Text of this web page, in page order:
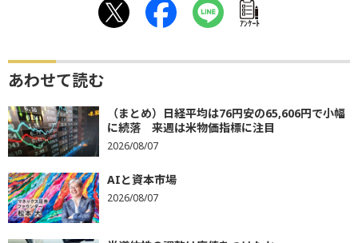
ｱﾝｹｰﾄ
あわせて読む
（まとめ）日経平均は76円安の65,606円で小幅
に続落 来週は米物価指標に注目
2026/08/07
AIと資本市場
2026/08/07